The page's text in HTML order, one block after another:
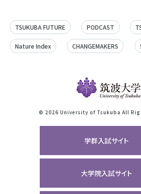
TSUKUBA FUTURE PODCAST
Nature Index CHANGEMAKERS
© 2026 University of Tsukuba All
学群入試サイト
大学院入試サイト